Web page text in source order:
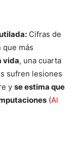
Cifras de
más
vida, una cuarta
sufren lesiones
y se estima que
(Al